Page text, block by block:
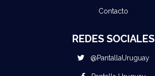
Contacto
REDES SOCIALES
@PantallaUruguay